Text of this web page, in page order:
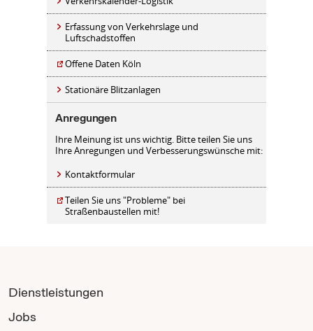
Erfassung von Verkehrslage und
Luftschadstoffen
Offene Daten Köln
Stationäre Blitzanlagen
Anregungen
Ihre Meinung ist uns wichtig. Bitte teilen Sie uns
Ihre Anregungen und Verbesserungswünsche mit:
Kontaktformular
Teilen Sie uns "Probleme" bei
Straßenbaustellen mit!
Dienstleistungen
Jobs